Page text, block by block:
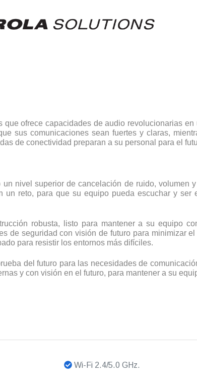
que ofrece capacidades de audio revolucionarias
sus comunicaciones sean fuertes y claras,
de conectividad preparan a su personal para el
un nivel superior de cancelación de ruido,
un reto, para que su equipo pueda escuchar y
robusta, listo para mantener a su equipo
de seguridad con visión de futuro para minimizar
para resistir los entornos más difíciles.
del futuro para las necesidades de
y con visión en el futuro, para mantener a su
Wi-Fi 2.4/5.0 GHz.